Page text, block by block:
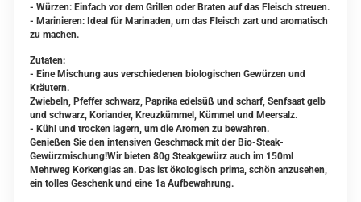
- Würzen: Einfach vor dem Grillen oder Braten auf das Fleisch streuen.
- Marinieren: Ideal für Marinaden, um das Fleisch zart und aromatisch
zu machen.
Zutaten:
- Eine Mischung aus verschiedenen biologischen Gewürzen und
Kräutern.
Zwiebeln, Pfeffer schwarz, Paprika edelsüß und scharf, Senfsaat gelb
und schwarz, Koriander, Kreuzkümmel, Kümmel und Meersalz.
- Kühl und trocken lagern, um die Aromen zu bewahren.
Genießen Sie den intensiven Geschmack mit der Bio-Steak-
Gewürzmischung!Wir bieten 80g Steakgewürz auch im 150ml
Mehrweg Korkenglas an. Das ist ökologisch prima, schön anzusehen,
ein tolles Geschenk und eine 1a Aufbewahrung.